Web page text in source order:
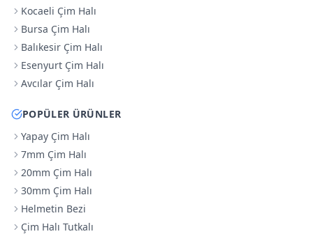
Kocaeli Çim Halı
Bursa Çim Halı
Balıkesir Çim Halı
Esenyurt Çim Halı
Avcılar Çim Halı
POPÜLER ÜRÜNLER
Yapay Çim Halı
7mm Çim Halı
20mm Çim Halı
30mm Çim Halı
Helmetin Bezi
Çim Halı Tutkalı